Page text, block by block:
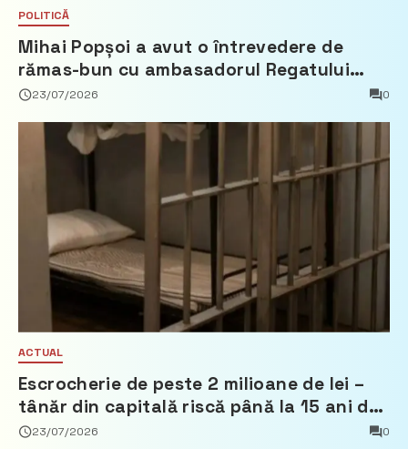
POLITICĂ
Mihai Popșoi a avut o întrevedere de
rămas-bun cu ambasadorul Regatului
Țărilor de Jos, Fred Duijn
23/07/2026 0
ACTUAL
Escrocherie de peste 2 milioane de lei –
tânăr din capitală riscă până la 15 ani de
închisoare
23/07/2026 0